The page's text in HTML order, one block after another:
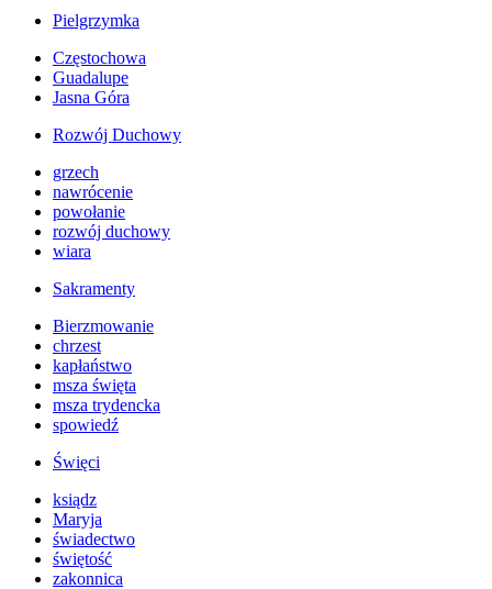
Pielgrzymka
Częstochowa
Guadalupe
Jasna Góra
Rozwój Duchowy
grzech
nawrócenie
powołanie
rozwój duchowy
wiara
Sakramenty
Bierzmowanie
chrzest
kapłaństwo
msza święta
msza trydencka
spowiedź
Święci
ksiądz
Maryja
świadectwo
świętość
zakonnica